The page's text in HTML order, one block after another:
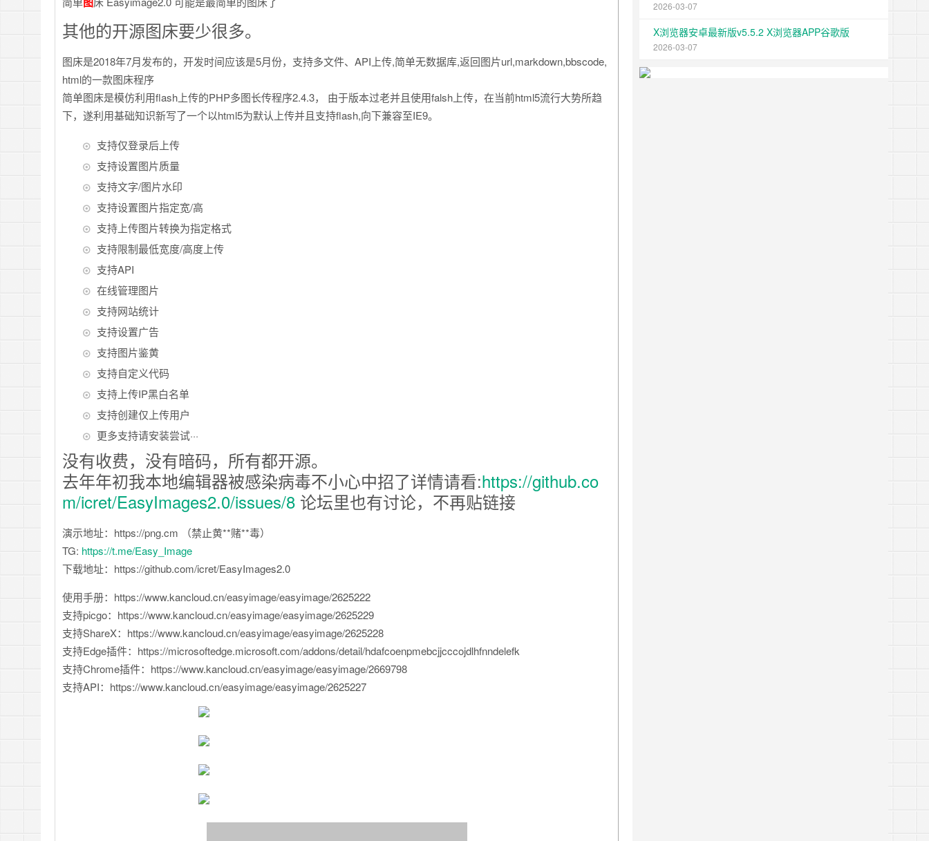
其他的开源图床要少很多。
图床是2018年7月发布的，开发时间应该是5月份，支持多文件、API上传,简单无数据库,返回图片url,markdown,bbscode,
html的一款图床程序
简单图床是模仿利用flash上传的PHP多图长传程序2.4.3， 由于版本过老并且使用falsh上传，在当前html5流行大势所趋
下，遂利用基础知识新写了一个以html5为默认上传并且支持flash,向下兼容至IE9。
支持仅登录后上传
支持设置图片质量
支持文字/图片水印
支持设置图片指定宽/高
支持上传图片转换为指定格式
支持限制最低宽度/高度上传
支持API
在线管理图片
支持网站统计
支持设置广告
支持图片鉴黄
支持自定义代码
支持上传IP黑白名单
支持创建仅上传用户
更多支持请安装尝试···
没有收费，没有暗码，所有都开源。
去年年初我本地编辑器被感染病毒不小心中招了详情请看:https://github.co
m/icret/EasyImages2.0/issues/8 论坛里也有讨论，不再贴链接
演示地址：https://png.cm （禁止黄**赌**毒）
TG: https://t.me/Easy_Image
下载地址：https://github.com/icret/EasyImages2.0
使用手册：https://www.kancloud.cn/easyimage/easyimage/2625222
支持picgo：https://www.kancloud.cn/easyimage/easyimage/2625229
支持ShareX：https://www.kancloud.cn/easyimage/easyimage/2625228
支持Edge插件：https://microsoftedge.microsoft.com/addons/detail/hdafcoenpmebcjjcccojdlhfnndelefk
支持Chrome插件：https://www.kancloud.cn/easyimage/easyimage/2669798
支持API：https://www.kancloud.cn/easyimage/easyimage/2625227
2026-03-07
X浏览器安卓最新版v5.5.2 X浏览器APP谷歌版
2026-03-07